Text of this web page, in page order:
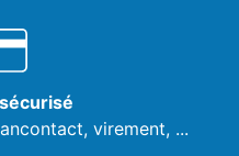
virement, ...